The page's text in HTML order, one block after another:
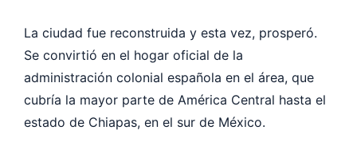
La ciudad fue reconstruida y esta vez, prosperó.
Se convirtió en el hogar oficial de la
administración colonial española en el área, que
cubría la mayor parte de América Central hasta el
estado de Chiapas, en el sur de México.